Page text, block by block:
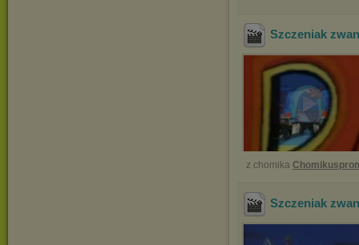
Szczeniak
z chomika
Szczeniak